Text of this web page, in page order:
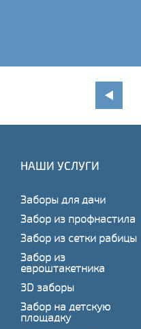
НАШИ УСЛУГИ
Заборы для дачи
Забор из профнастила
Забор из сетки рабицы
Забор из
евроштакетника
3D заборы
Забор на детскую
площадку